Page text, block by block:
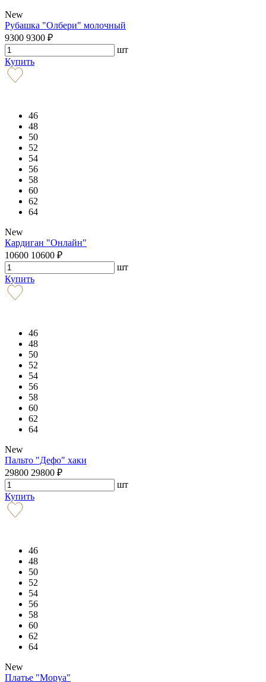
New
Рубашка "Олбери" молочный
9300 9300 ₽
шт
Купить
46
48
50
52
54
56
58
60
62
64
New
Кардиган "Онлайн"
10600 10600 ₽
шт
Купить
46
48
50
52
54
56
58
60
62
64
New
Пальто "Дефо" хаки
29800 29800 ₽
шт
Купить
46
48
50
52
54
56
58
60
62
64
New
Платье "Моруа"